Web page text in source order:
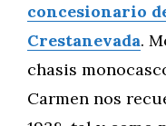
concesionario
Crestanevada.
chasis
Carmen nos